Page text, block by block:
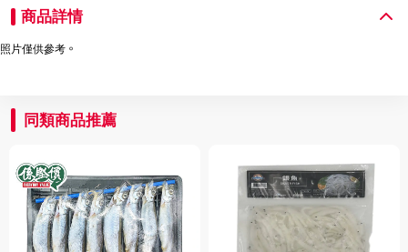
商品詳情
照片僅供參考。
同類商品推薦